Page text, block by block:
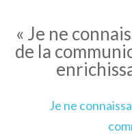
« Je ne
de la
Je ne